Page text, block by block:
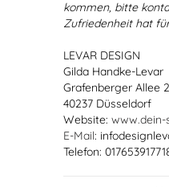
kommen, bitte
Zufriedenheit hat
LEVAR DESIGN
Gilda Handke-Levar
Grafenberger Allee
40237 Düsseldorf
Website: www.dein-
E-Mail:
Telefon: